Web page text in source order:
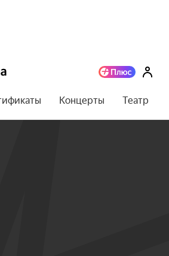
Концерты Театр